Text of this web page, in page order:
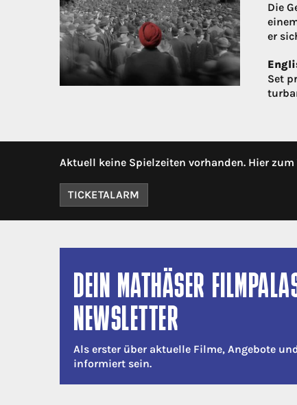
Die
er
Set
Aktuell keine Spielzeiten vorhanden. Hier
TICKETALARM
DEIN MATHÄSER
NEWSLETTER
Als erster über aktuelle Filme, Angebote
informiert sein.